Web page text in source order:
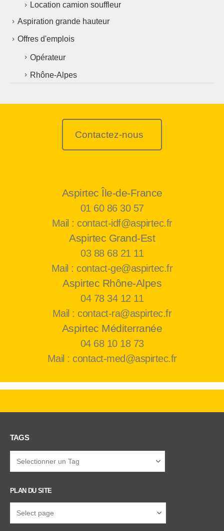
Location camion souffleur
Aspiration grande hauteur
Offres d'emplois
Opérateur
Rhône-Alpes
Contactez-nous
Aspirtec Île-de-France
01 60 86 30 57
Mail : contact-idf@aspirtec.fr
Aspirtec Grand-Est
03 88 68 21 11
Mail : contact-ge@aspirtec.fr
Aspirtec Rhône-Alpes
04 78 34 12 11
Mail : contact-ra@aspirtec.fr
Aspirtec Méditerranée
04 68 10 18 73
Mail : contact-med@aspirtec.fr
TAGS
PLAN DU SITE